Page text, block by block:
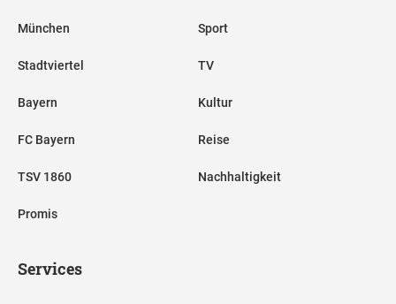
München
Stadtviertel
Bayern
FC Bayern
TSV 1860
Promis
Sport
TV
Kultur
Reise
Nachhaltigkeit
Services